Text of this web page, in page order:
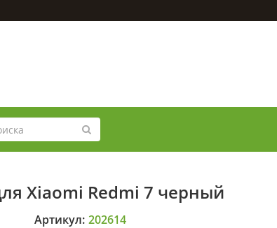
Xiaomi Redmi 7 черный
Артикул: 202614